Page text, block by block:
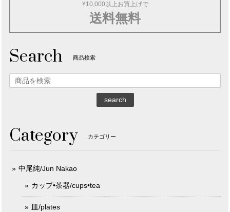
¥10,000以上お買上げで
送料無料
Search 商品検索
search
Category カテゴリー
中尾純/Jun Nakao
カップ•茶器/cups•tea
皿/plates